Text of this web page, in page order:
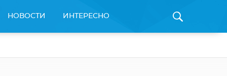
НОВОСТИ ИНТЕРЕСНО